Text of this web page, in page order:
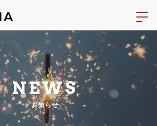
NEWS
お知らせ